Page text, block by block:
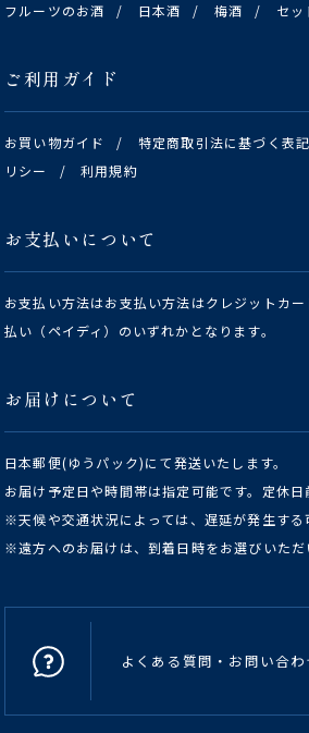
フルーツのお酒 / 日本酒 / 梅酒 / セッ
ご利用ガイド
お買い物ガイド / 特定商取引法に基づく表記
リシー
/ 利用規約
お支払いについて
お支払い方法はお支払い方法はクレジットカ
払い（ペイディ）のいずれかとなります。
お届けについて
日本郵便(ゆうパック)にて発送いたします。
お届け予定日や時間帯は指定可能です。定休
※天候や交通状況によっては、遅延が発生する
※遠方へのお届けは、到着日時をお選びいただ
よくある質問・お問い合わ